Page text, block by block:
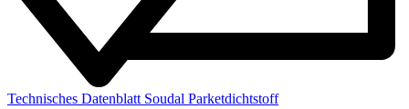
Datenblatt. Verbrauchswerte sind Richtwerte. Mengenrechner dient zur
unverbindlichen Orientierung. Alle Empfehlungen dienen zur Unterstützung. Sie
entbinden nicht davon, die Produkte grundsätzlich auf Eignung in eigener
Verantwortung zu prüfen.
Technisches Datenblatt Soudal Parketdichtstoff